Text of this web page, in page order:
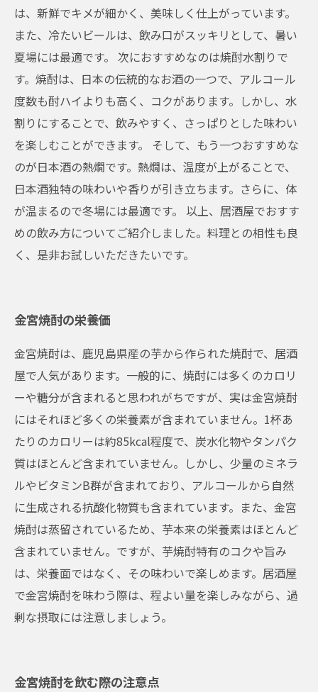
は、新鮮でキメが細かく、美味しく仕上がっています。
また、冷たいビールは、飲み口がスッキリとして、暑い
夏場には最適です。 次におすすめなのは焼酎水割りで
す。焼酎は、日本の伝統的なお酒の一つで、アルコール
度数も酎ハイよりも高く、コクがあります。しかし、水
割りにすることで、飲みやすく、さっぱりとした味わい
を楽しむことができます。 そして、もう一つおすすめな
のが日本酒の熱燗です。熱燗は、温度が上がることで、
日本酒独特の味わいや香りが引き立ちます。さらに、体
が温まるので冬場には最適です。 以上、居酒屋でおすす
めの飲み方についてご紹介しました。料理との相性も良
く、是非お試しいただきたいです。
金宮焼酎の栄養価
金宮焼酎は、鹿児島県産の芋から作られた焼酎で、居酒
屋で人気があります。一般的に、焼酎には多くのカロリ
ーや糖分が含まれると思われがちですが、実は金宮焼酎
にはそれほど多くの栄養素が含まれていません。1杯あ
たりのカロリーは約85kcal程度で、炭水化物やタンパク
質はほとんど含まれていません。しかし、少量のミネラ
ルやビタミンB群が含まれており、アルコールから自然
に生成される抗酸化物質も含まれています。また、金宮
焼酎は蒸留されているため、芋本来の栄養素はほとんど
含まれていません。ですが、芋焼酎特有のコクや旨み
は、栄養面ではなく、その味わいで楽しめます。居酒屋
で金宮焼酎を味わう際は、程よい量を楽しみながら、過
剰な摂取には注意しましょう。
金宮焼酎を飲む際の注意点